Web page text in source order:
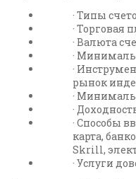
· Типы
· Торговая
· Валюта
·
·
рынок
·
·
· Способы
карта,
Skrill,
· Услуги